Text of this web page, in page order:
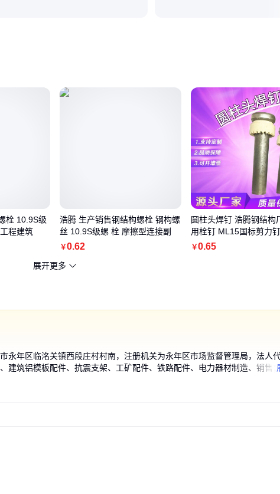
栓 10.9S级
程建筑
浩腾 生产销售钢结构螺栓 钢构螺
丝 10.9S级螺 栓 摩擦型连接副
￥0.62
圆柱头焊钉 浩腾钢结构
用栓钉 ML15国标剪力钉
￥0.65
强连接副
钢横梁
展开更多
永年区临洺关镇西段庄村村南，注册机关为永年区市场监督管理局，法人
建筑铝模板配件、抗震支架、工矿配件、铁路配件、电力器材制造、销售
劳保用品、五金制品、不锈钢制品、塑料制品(不含医用）、机电设备销售
准后方可开展经营活动）